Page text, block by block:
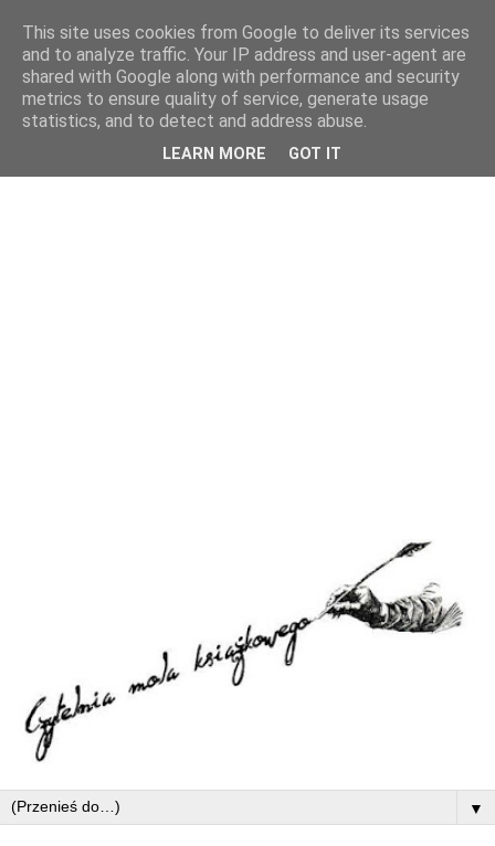
▼
This site uses cookies from Google to deliver its services
and to analyze traffic. Your IP address and user-agent are
shared with Google along with performance and security
metrics to ensure quality of service, generate usage
statistics, and to detect and address abuse.
LEARN MORE GOT IT